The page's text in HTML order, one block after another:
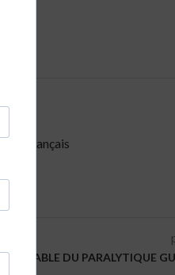
français
LA FABLE DU PARALYTIQUE